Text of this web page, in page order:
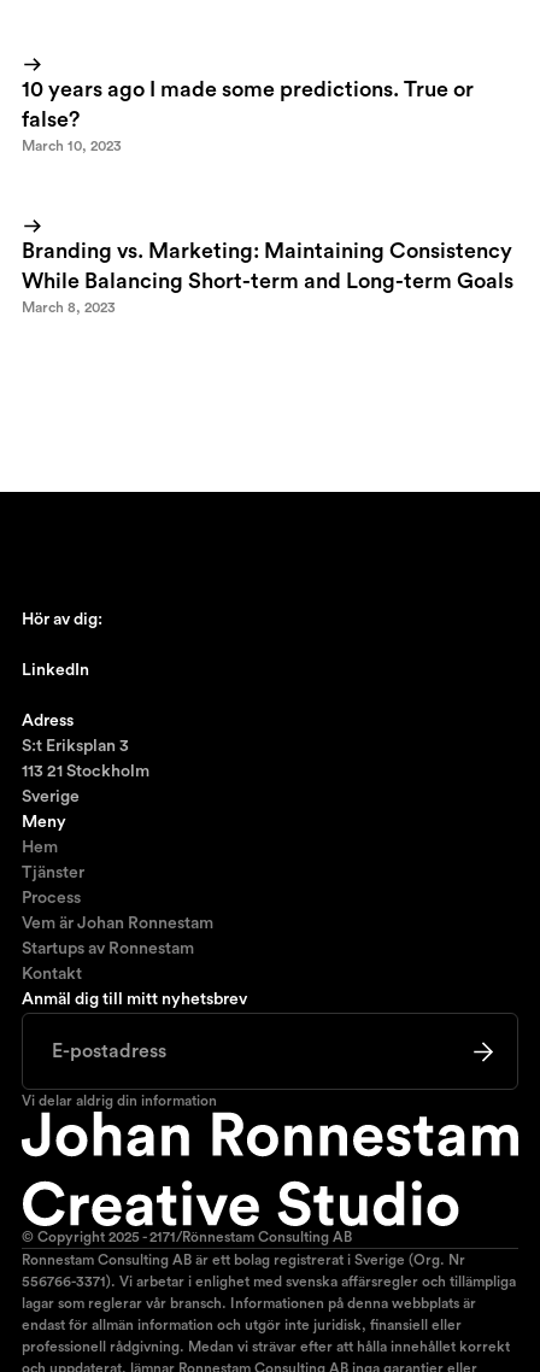
10 years ago I made some predictions. True or
false?
March 10, 2023
Branding vs. Marketing: Maintaining Consistency
While Balancing Short-term and Long-term Goals
March 8, 2023
Anmäl dig till mitt nyhetsbrev
Vi delar aldrig din information
Hör av dig:
LinkedIn
Adress
S:t Eriksplan 3
113 21 Stockholm
Sverige
Meny
Hem
Tjänster
Process
Vem är Johan Ronnestam
Startups av Ronnestam
Kontakt
© Copyright 2025 - 2171/Rönnestam Consulting AB
Ronnestam Consulting AB är ett bolag registrerat i Sverige (Org. Nr
556766-3371). Vi arbetar i enlighet med svenska affärsregler och tillämpliga
lagar som reglerar vår bransch. Informationen på denna webbplats är
endast för allmän information och utgör inte juridisk, finansiell eller
professionell rådgivning. Medan vi strävar efter att hålla innehållet korrekt
och uppdaterat, lämnar Ronnestam Consulting AB inga garantier eller